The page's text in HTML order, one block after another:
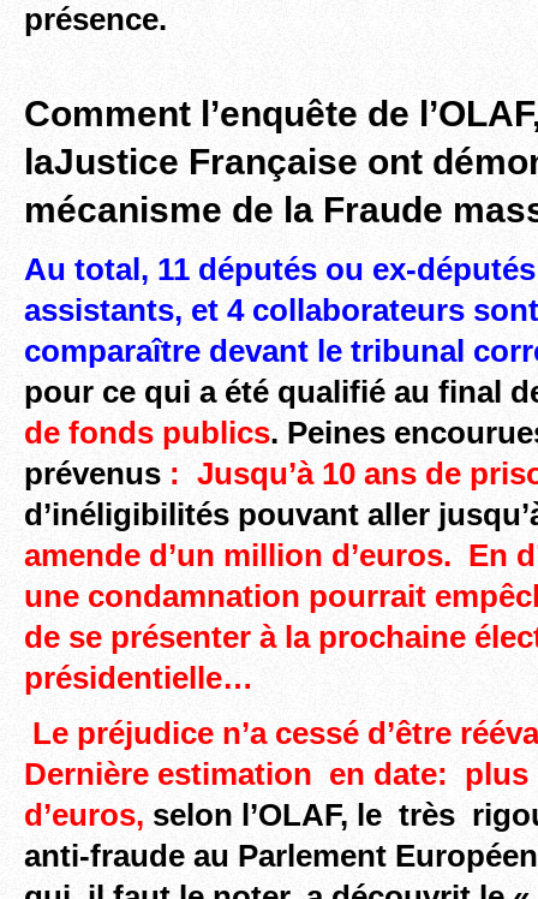
présence.
Comment l’enquête de
laJustice Française ont
mécanisme de la Fraude
Au total, 11 députés ou ex-
assistants, et 4 collaborateurs
comparaître devant le tribunal
pour ce qui a été qualifié au final
de fonds publics. Peines
prévenus : Jusqu’à 10 ans de
d’inéligibilités pouvant aller
amende d’un million d’euros. En
une condamnation pourrait
de se présenter à la prochaine
présidentielle…
Le préjudice n’a cessé d’être
Dernière estimation en date: plus
d’euros, selon l’OLAF, le très
anti-fraude au Parlement